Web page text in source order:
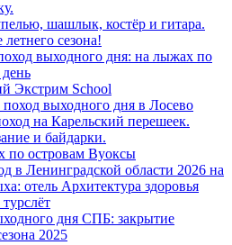
шашлык, костёр и гитара.
сезона!
выходного дня: на лыжах по
Экстрим School
выходного дня в Лосево
на Карельский перешеек.
и байдарки.
по островам Вуоксы
в Ленинградской области 2026 на
отель Архитектура здоровья
дня СПБ: закрытие
2025